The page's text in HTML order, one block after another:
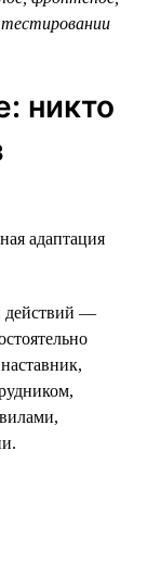
никто
адаптация
действий —